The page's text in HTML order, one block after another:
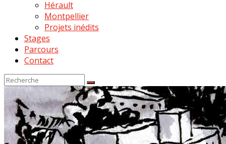
Hérault
Montpellier
Projets inédits
Stages
Parcours
Contact